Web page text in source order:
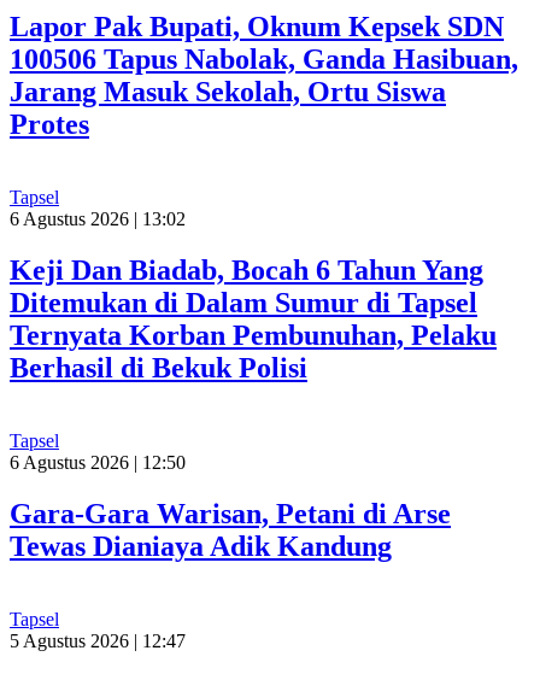
Lapor Pak Bupati, Oknum Kepsek SDN
100506 Tapus Nabolak, Ganda Hasibuan,
Jarang Masuk Sekolah, Ortu Siswa
Protes
Tapsel
6 Agustus 2026 | 13:02
Keji Dan Biadab, Bocah 6 Tahun Yang
Ditemukan di Dalam Sumur di Tapsel
Ternyata Korban Pembunuhan, Pelaku
Berhasil di Bekuk Polisi
Tapsel
6 Agustus 2026 | 12:50
Gara-Gara Warisan, Petani di Arse
Tewas Dianiaya Adik Kandung
Tapsel
5 Agustus 2026 | 12:47